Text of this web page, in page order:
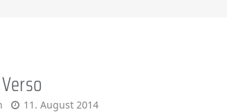
11. August 2014